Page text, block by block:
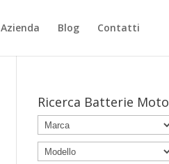
Azienda Blog Contatti
Ricerca Batterie Moto